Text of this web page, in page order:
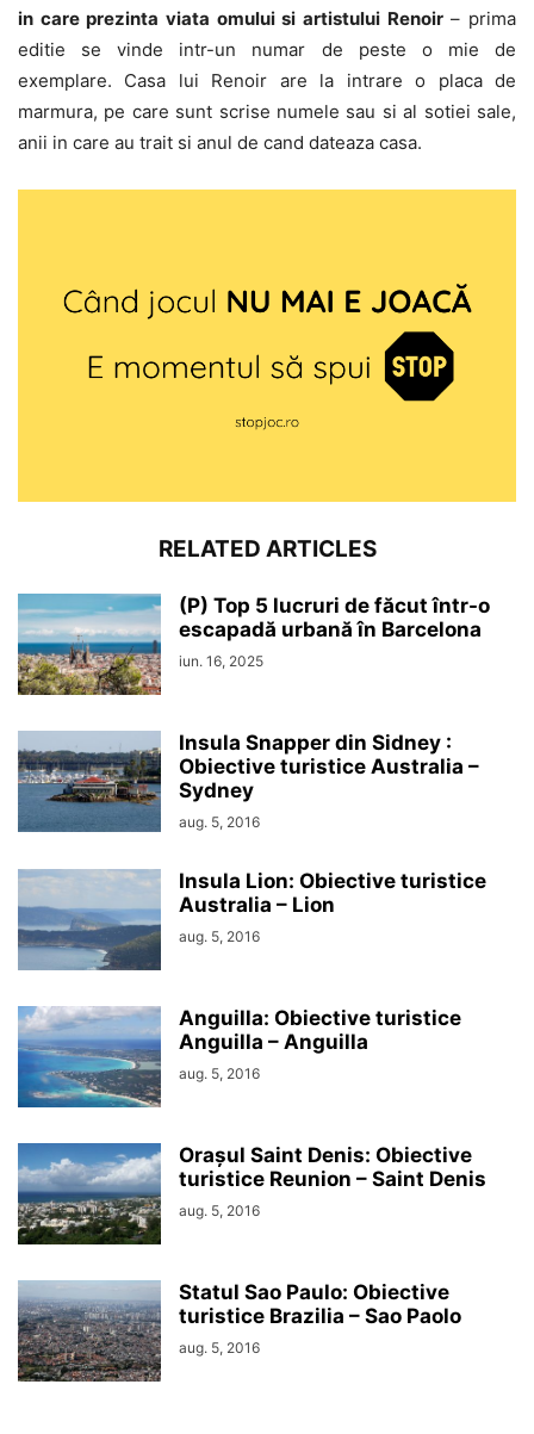
in care prezinta viata omului si artistului Renoir– prima
editie se vinde intr-un numar de peste o mie de
exemplare. Casa lui Renoir are la intrare o placa de
marmura, pe care sunt scrise numele sau si al sotiei sale,
anii in care au trait si anul de cand dateaza casa.
RELATED ARTICLES
(P) Top 5 lucruri de făcut într-o
escapadă urbană în Barcelona
iun. 16, 2025
Insula Snapper din Sidney :
Obiective turistice Australia –
Sydney
aug. 5, 2016
Insula Lion: Obiective turistice
Australia – Lion
aug. 5, 2016
Anguilla: Obiective turistice
Anguilla – Anguilla
aug. 5, 2016
Orașul Saint Denis: Obiective
turistice Reunion – Saint Denis
aug. 5, 2016
Statul Sao Paulo: Obiective
turistice Brazilia – Sao Paolo
aug. 5, 2016